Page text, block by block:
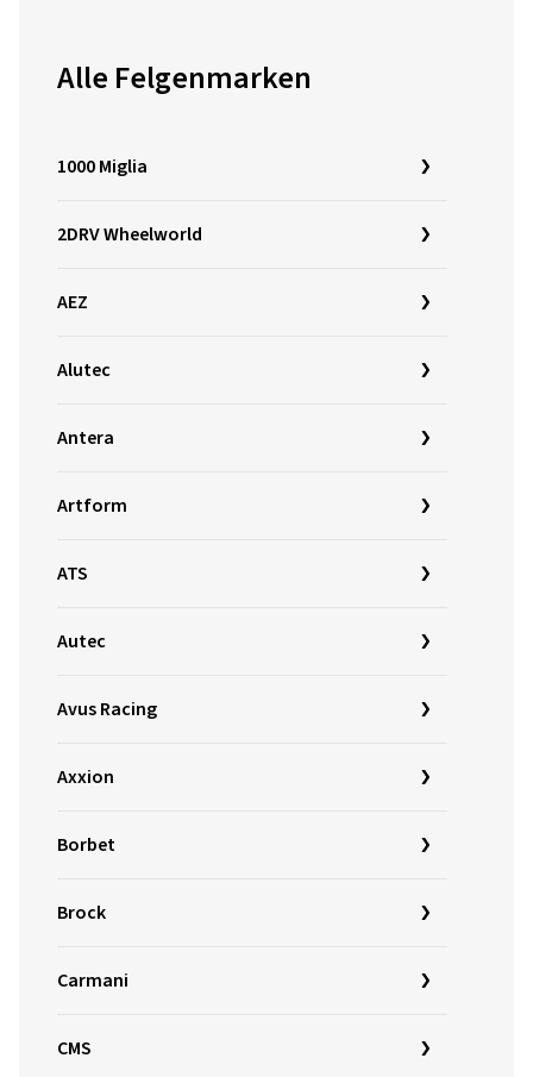
Alle Felgenmarken
1000 Miglia
2DRV Wheelworld
AEZ
Alutec
Antera
Artform
ATS
Autec
Avus Racing
Axxion
Borbet
Brock
Carmani
CMS